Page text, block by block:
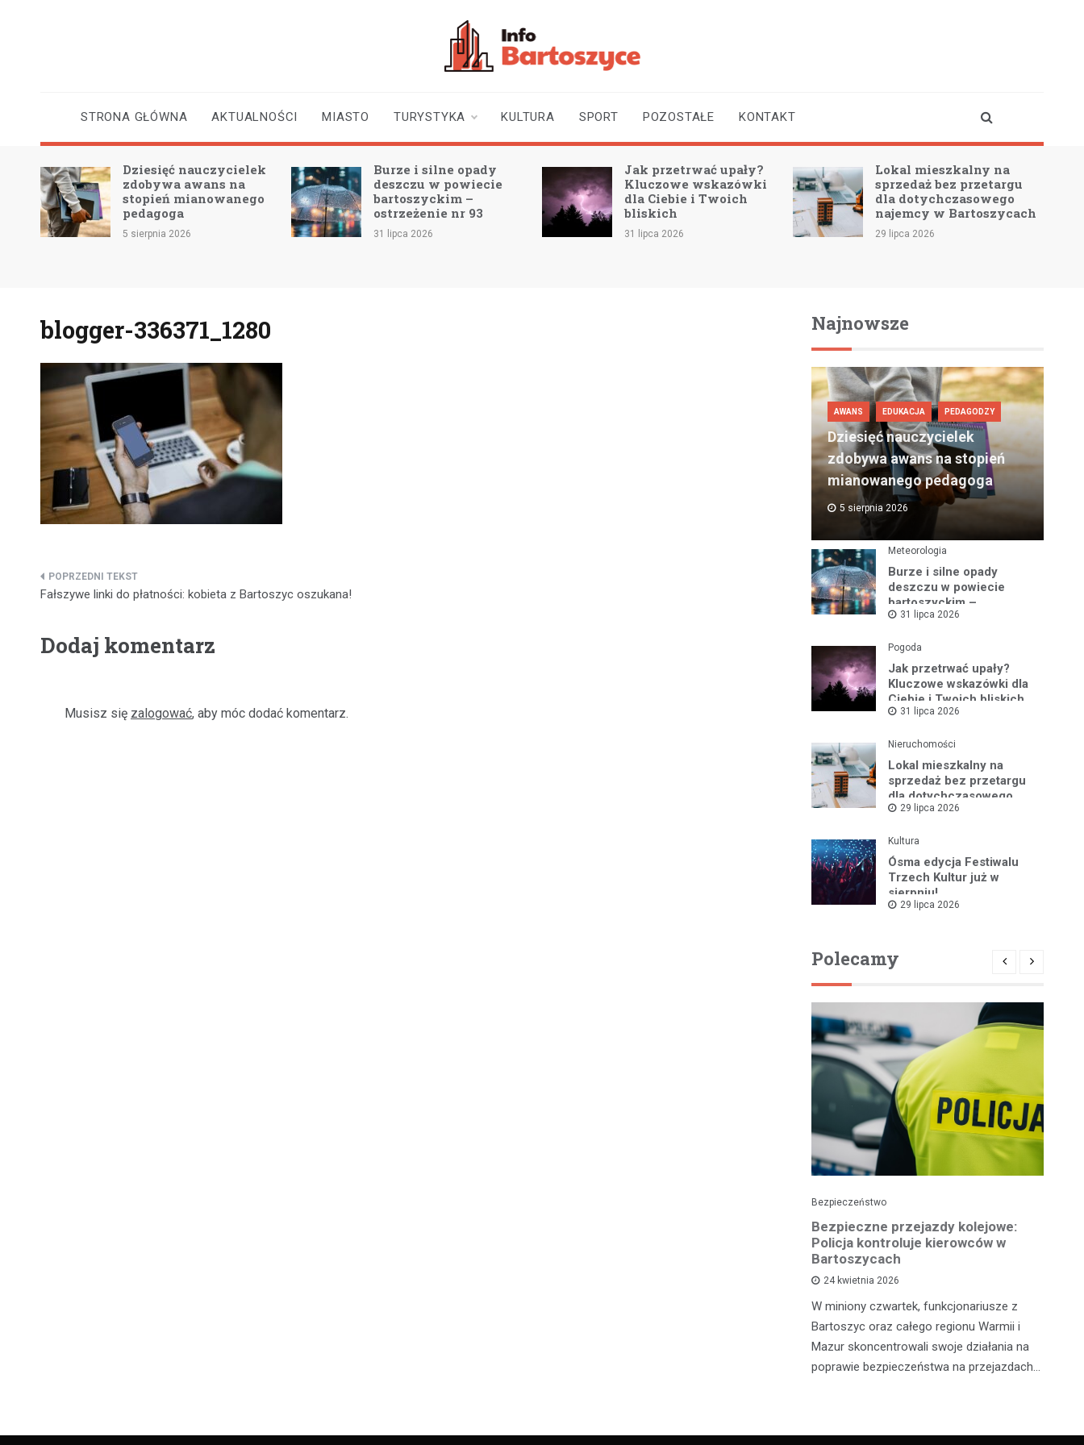
STRONA GŁÓWNA AKTUALNOŚCI MIASTO TURYSTYKA KULTURA SPORT POZOSTAŁE KONTAKT
Dziesięć nauczycielek
zdobywa awans na
stopień mianowanego
pedagoga
5 sierpnia 2026
Burze i silne opady
deszczu w powiecie
bartoszyckim –
ostrzeżenie nr 93
31 lipca 2026
Jak przetrwać upały?
Kluczowe wskazówki
dla Ciebie i Twoich
bliskich
31 lipca 2026
Lokal mieszkalny na
sprzedaż bez przetargu
dla dotychczasowego
najemcy w Bartoszycach
29 lipca 2026
blogger-336371_1280
Nawigacja
Fałszywe linki do płatności: kobieta z Bartoszyc oszukana!
Dodaj komentarz
Musisz się zalogować, aby móc dodać komentarz.
Najnowsze
AWANS EDUKACJA PEDAGODZY
Dziesięć nauczycielek
zdobywa awans na stopień
mianowanego pedagoga
5 sierpnia 2026
Meteorologia
Burze i silne opady
deszczu w powiecie
bartoszyckim –
ostrzeżenie nr 93
31 lipca 2026
Pogoda
Jak przetrwać upały?
Kluczowe wskazówki dla
Ciebie i Twoich bliskich
31 lipca 2026
Nieruchomości
Lokal mieszkalny na
sprzedaż bez przetargu
dla dotychczasowego
najemcy w Bartoszycach
29 lipca 2026
Kultura
Ósma edycja Festiwalu
Trzech Kultur już w
sierpniu!
29 lipca 2026
Polecamy
Bezpieczeństwo
Bezpieczne przejazdy kolejowe:
Policja kontroluje kierowców w
Bartoszycach
24 kwietnia 2026
W miniony czwartek, funkcjonariusze z
Bartoszyc oraz całego regionu Warmii i
Mazur skoncentrowali swoje działania na
poprawie bezpieczeństwa na przejazdach…